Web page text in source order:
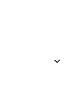
keyboard_arrow_down